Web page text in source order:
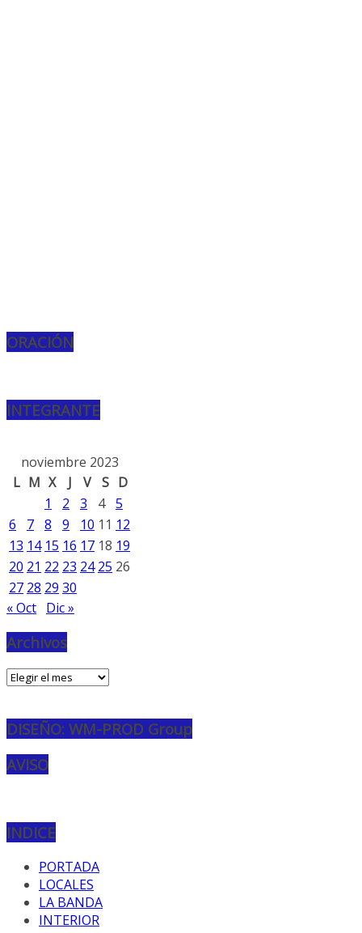
ORACIÓN
INTEGRANTE
noviembre 2023
L M X J V S D
1
2 3 4 5
6
7 8 9 10 11 12
13 14 15 16 17 18 19
20 21 22 23 24 25 26
27 28 29 30
« Oct Dic »
Archivos
Archivos
DISEÑO: WM-PROD Group
AVISO
INDICE
PORTADA
LOCALES
LA BANDA
INTERIOR